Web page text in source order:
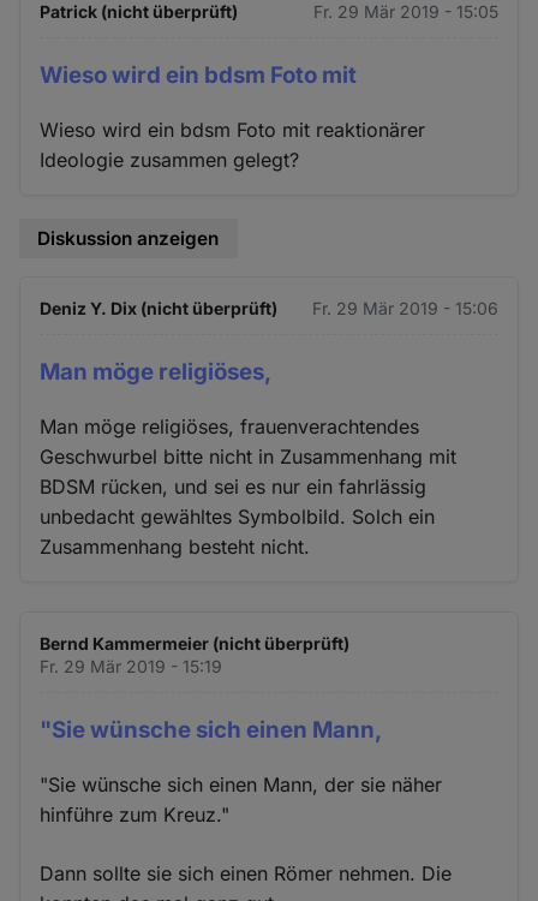
Patrick (nicht überprüft) Fr. 29 Mär 2019 - 15:05
Wieso wird ein bdsm Foto mit
Wieso wird ein bdsm Foto mit reaktionärer
Ideologie zusammen gelegt?
Diskussion anzeigen
Deniz Y. Dix (nicht überprüft) Fr. 29 Mär 2019 - 15:06
Man möge religiöses,
Man möge religiöses, frauenverachtendes
Geschwurbel bitte nicht in Zusammenhang mit
BDSM rücken, und sei es nur ein fahrlässig
unbedacht gewähltes Symbolbild. Solch ein
Zusammenhang besteht nicht.
Bernd Kammermeier (nicht überprüft)
Fr. 29 Mär 2019 - 15:19
"Sie wünsche sich einen Mann,
"Sie wünsche sich einen Mann, der sie näher
hinführe zum Kreuz."
Dann sollte sie sich einen Römer nehmen. Die